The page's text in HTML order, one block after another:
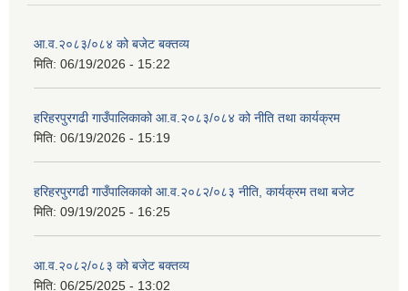
आ.व.२०८३/०८४ को बजेट बक्तव्य
मिति: 06/19/2026 - 15:22
हरिहरपुरगढी गाउँपालिकाको आ.व.२०८३/०८४ को नीति तथा कार्यक्रम
मिति: 06/19/2026 - 15:19
हरिहरपुरगढी गाउँपालिकाको आ.व.२०८२/०८३ नीति, कार्यक्रम तथा बजेट
मिति: 09/19/2025 - 16:25
आ.व.२०८२/०८३ को बजेट बक्तव्य
मिति: 06/25/2025 - 13:02